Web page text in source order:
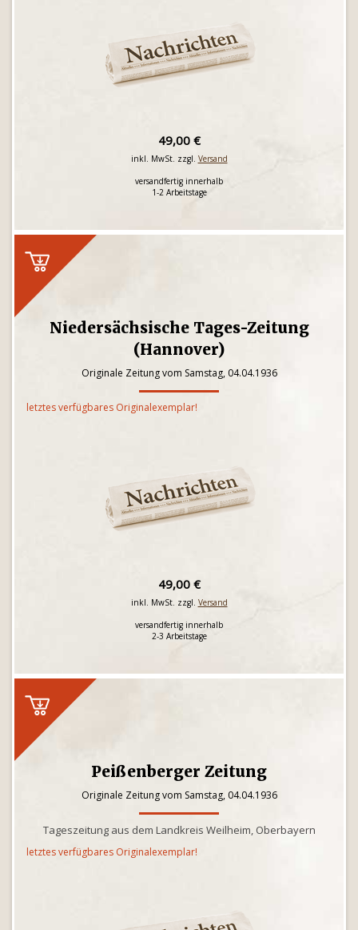
49,00 €
inkl. MwSt. zzgl. Versand
versandfertig innerhalb
1-2 Arbeitstage
Niedersächsische Tages-Zeitung
(Hannover)
Originale Zeitung vom Samstag, 04.04.1936
letztes verfügbares Originalexemplar!
49,00 €
inkl. MwSt. zzgl. Versand
versandfertig innerhalb
2-3 Arbeitstage
Peißenberger Zeitung
Originale Zeitung vom Samstag, 04.04.1936
Tageszeitung aus dem Landkreis Weilheim, Oberbayern
letztes verfügbares Originalexemplar!